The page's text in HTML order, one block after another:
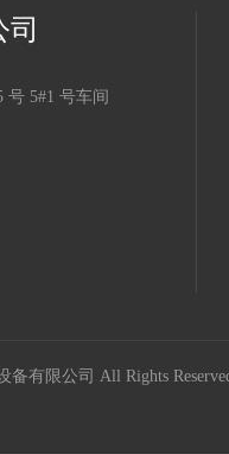
号 5#1 号车间
备有限公司 All Rights